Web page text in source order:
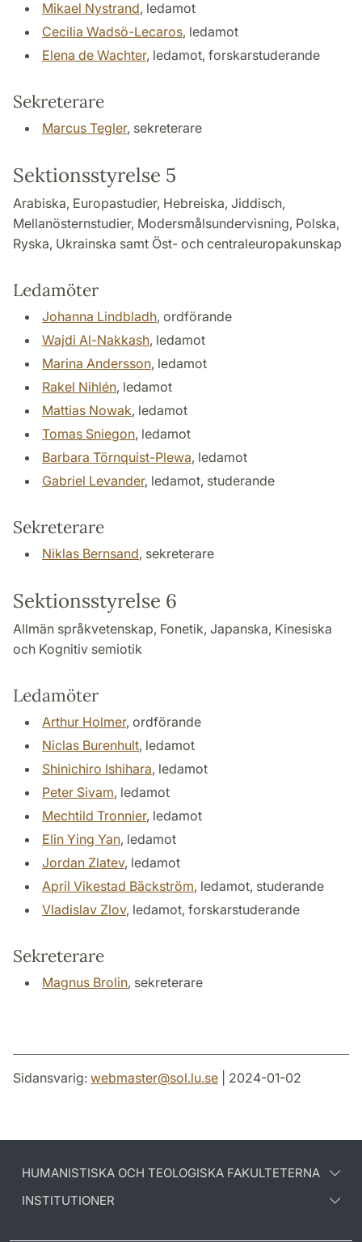
Mikael Nystrand, ledamot
Cecilia Wadsö-Lecaros, ledamot
Elena de Wachter, ledamot, forskarstuderande
Sekreterare
Marcus Tegler, sekreterare
Sektionsstyrelse 5
Arabiska, Europastudier, Hebreiska, Jiddisch,
Mellanösternstudier, Modersmålsundervisning, Polska,
Ryska, Ukrainska samt Öst- och centraleuropakunskap
Ledamöter
Johanna Lindbladh, ordförande
Wajdi Al-Nakkash, ledamot
Marina Andersson, ledamot
Rakel Nihlén, ledamot
Mattias Nowak, ledamot
Tomas Sniegon, ledamot
Barbara Törnquist-Plewa, ledamot
Gabriel Levander, ledamot, studerande
Sekreterare
Niklas Bernsand, sekreterare
Sektionsstyrelse 6
Allmän språkvetenskap, Fonetik, Japanska, Kinesiska
och Kognitiv semiotik
Ledamöter
Arthur Holmer, ordförande
Niclas Burenhult, ledamot
Shinichiro Ishihara, ledamot
Peter Sivam, ledamot
Mechtild Tronnier, ledamot
Elin Ying Yan, ledamot
Jordan Zlatev, ledamot
April Vikestad Bäckström, ledamot, studerande
Vladislav Zlov, ledamot, forskarstuderande
Sekreterare
Magnus Brolin, sekreterare
Sidansvarig: webmaster@sol.lu.se | 2024-01-02
HUMANISTISKA OCH TEOLOGISKA FAKULTETERNA
INSTITUTIONER